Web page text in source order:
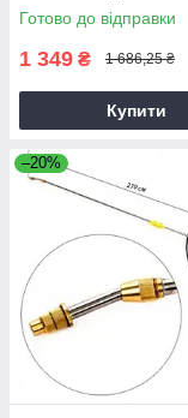
Готово до відправки
1 349 ₴ 1 686,25 ₴
Купити
–20%